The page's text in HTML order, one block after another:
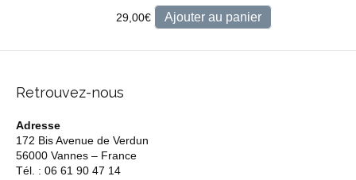
29,00€ Ajouter au panier
Retrouvez-nous
Adresse
172 Bis Avenue de Verdun
56000 Vannes – France
Tél. : 06 61 90 47 14